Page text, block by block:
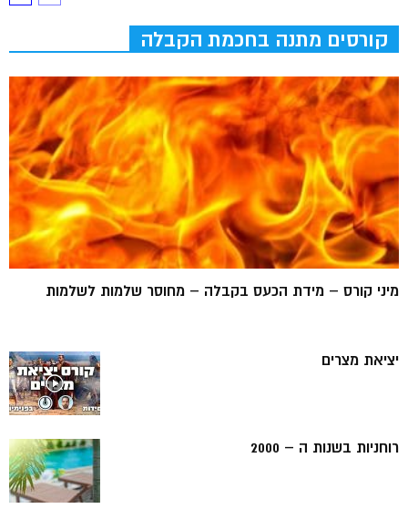
קורסים מתנה בחכמת הקבלה
מיני קורס – מידת הכעס בקבלה – מחוסר שלמות לשלמות
יציאת מצרים
רוחניות בשנות ה – 2000